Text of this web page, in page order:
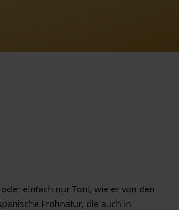
einfach nur Toni, wie er von den
Frohnatur, die auch in